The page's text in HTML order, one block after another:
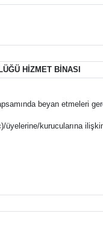
HİZMET BİNASI
beyan etmeleri
kurucularına